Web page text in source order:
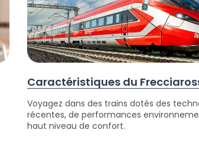
Caractéristiques du
Voyagez dans des trains dotés des
récentes, de performances
haut niveau de confort.